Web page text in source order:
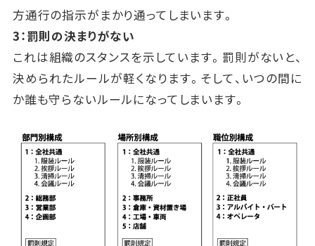
方通行の指示がまかり通ってしまいます。
3：罰則の決まりがない
これは組織のスタンスを示しています。罰則がないと、
決められたルールが軽くなります。そして、いつの間に
か誰も守らないルールになってしまいます。